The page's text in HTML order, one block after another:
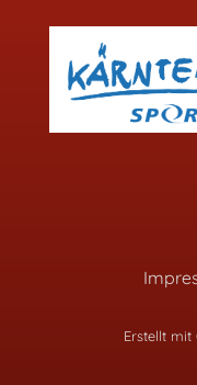
Erstellt mit